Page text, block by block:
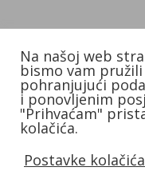
Copyright © 2026.
Izradio: KB Studios
Na našoj web
bismo vam
pohranjujući
i ponovljenim
"Prihvaćam"
kolačića.
Postavke kolačića